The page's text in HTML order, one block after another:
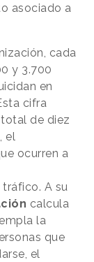
asociado a
cada
y 3.700
en
cifra
de diez
el
ocurren a
A su
calcula
la
que
el